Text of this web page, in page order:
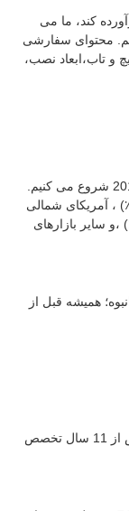
کند، ما می
محتوای سفارشی
و تاب،ابعاد نصب،
ما در گوانگدونگ، چین مستقر شده ایم، از سال 2011 شروع می کنیم.
داخلی (63.00٪) ، اروپای غربی (12.00٪) ، آمریکای شمالی
آسیا (8.00٪) ، شمال اروپا (2.00٪) ،و سایر بازارهای
همیشه قبل از
ما در تولید و فروش موتورهای مرحله ای برای بیش از 11 سال تخصص